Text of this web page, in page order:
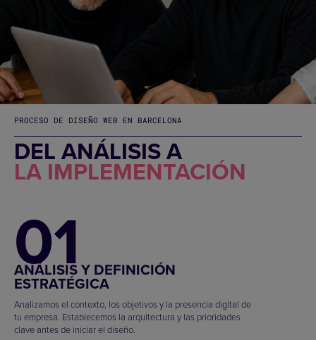
PROCESO DE DISEÑO WEB EN BARCELONA
DEL ANÁLISIS A
LA IMPLEMENTACIÓN
01
ANÁLISIS Y DEFINICIÓN
ESTRATÉGICA
Analizamos el contexto, los objetivos y la presencia digital de
tu empresa. Establecemos la arquitectura y las prioridades
clave antes de iniciar el diseño.